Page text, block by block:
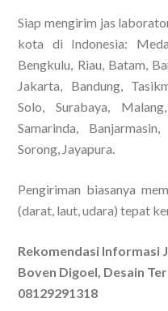
Siap mengirim jas
kota di Indonesia:
Bengkulu, Riau, Batam,
Jakarta, Bandung,
Solo, Surabaya,
Samarinda,
Sorong, Jayapura.
Pengiriman biasanya
(darat, laut, udara) tepat
Rekomendasi Informasi
Boven Digoel, Desain
08129291318